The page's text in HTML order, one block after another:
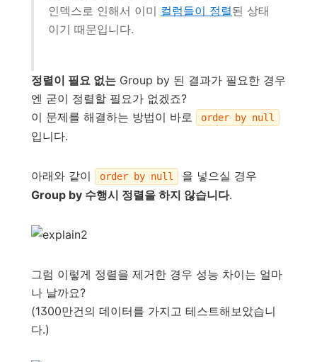
인덱스로 인해서 이미 컬럼들이 정렬된 상태
이기 때문입니다.
정렬이 필요 없는 Group by 된 결과가 필요한 경우
엔 굳이 정렬할 필요가 없겠죠?
이 문제를 해결하는 방법이 바로
order by null
입니다.
아래와 같이 order by null
을 넣으실 경우
Group by 수행시 정렬을 하지 않습니다.
그럼 이렇게 정렬을 제거한 경우 성능 차이는 얼마
나 날까요?
(1300만건의 데이터를 가지고 테스트해보았습니
다.)